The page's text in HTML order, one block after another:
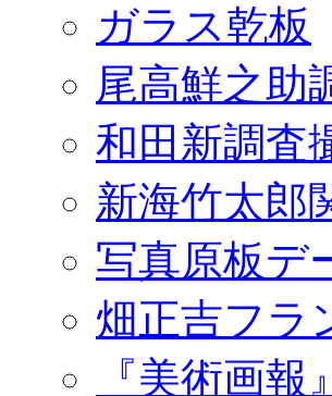
ガラス乾板
尾高鮮之助
和田新調査
新海竹太郎
写真原板デ
畑正吉フラ
『美術画